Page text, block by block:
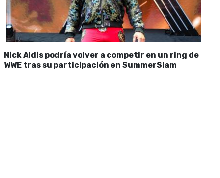
Nick Aldis podría volver a competir en un ring de
WWE tras su participación en SummerSlam